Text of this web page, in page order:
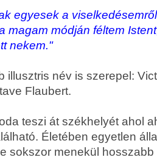
egyesek a
magam módján féltem
nekem."
illusztris név is szerepel:
Flaubert.
teszi át székhelyét ahol
Életében egyetlen
sokszor menekül